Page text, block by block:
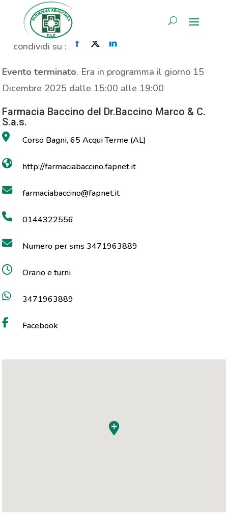
AREA RISERVATA
MOC
Home» Evento» MOC
condividi su :
Evento terminato. Era in programma il giorno 15
Dicembre 2025 dalle 15:00 alle 19:00
Farmacia Baccino del Dr.Baccino Marco & C.
S.a.s.
Corso Bagni, 65 Acqui Terme (AL)
http://farmaciabaccino.fapnet.it
farmaciabaccino@fapnet.it
0144322556
Numero per sms 3471963889
Orario e turni
3471963889
Facebook